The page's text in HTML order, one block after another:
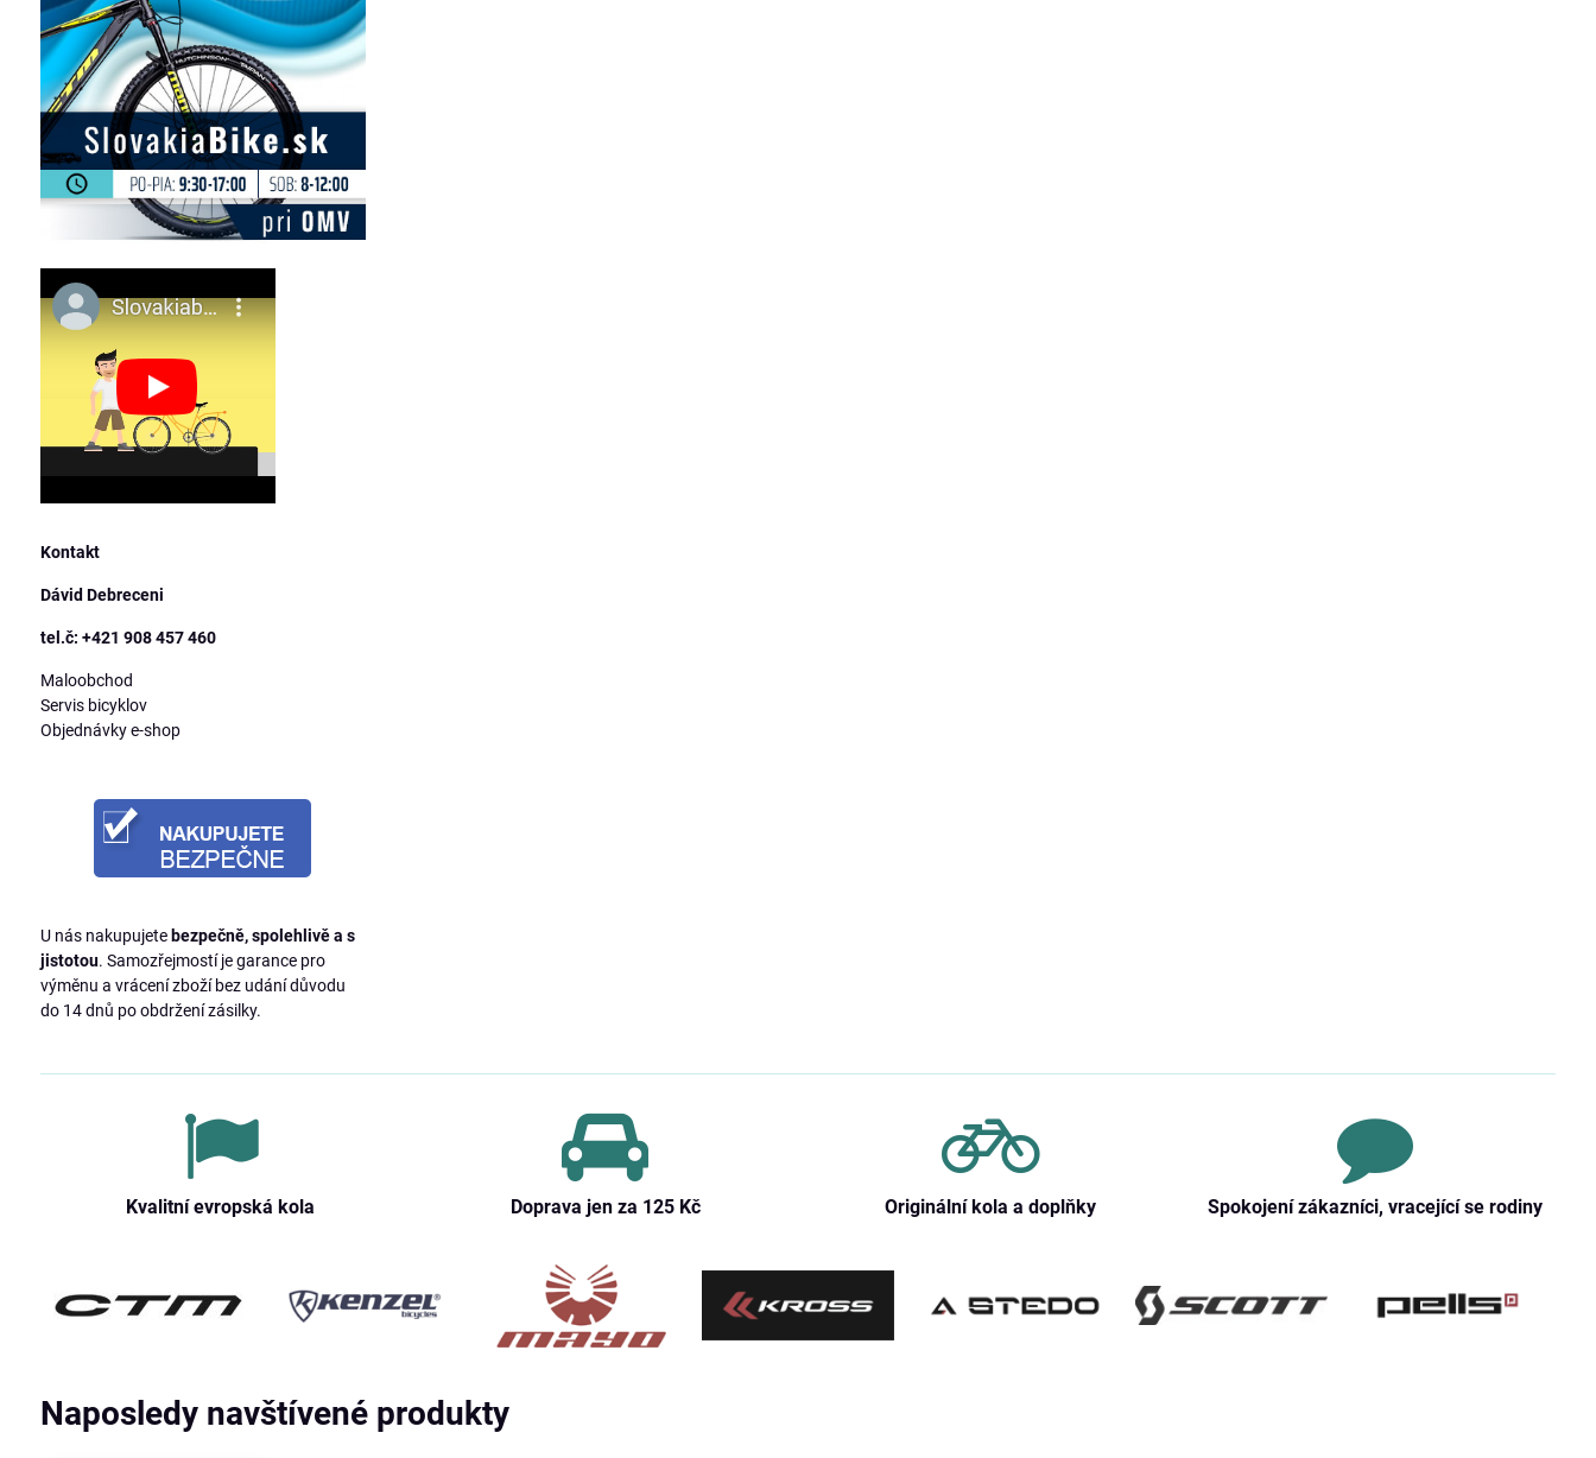
Kontakt
Dávid Debreceni
tel.č: +421 908 457 460
Maloobchod
Servis bicyklov
Objednávky e-shop
U nás nakupujete bezpečně, spolehlivě a s
jistotou. Samozřejmostí je garance pro
výměnu a vrácení zboží bez udání důvodu
do 14 dnů po obdržení zásilky.
Kvalitní evropská kola Doprava jen za 125 Kč Originální kola a doplňky Spokojení zákazníci, vracející se rodiny
Naposledy navštívené produkty